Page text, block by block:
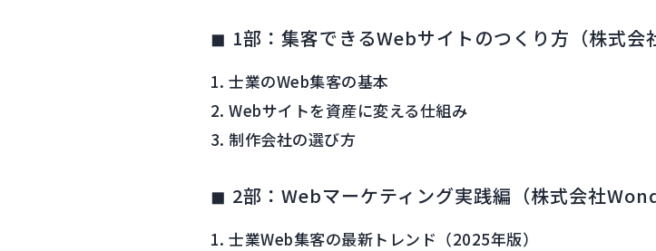
◼︎ 1部：集客できるWebサイトのつくり方（株式会
士業のWeb集客の基本
Webサイトを資産に変える仕組み
制作会社の選び方
◼︎ 2部：Webマーケティング実践編（株式会社
士業Web集客の最新トレンド（2025年版）